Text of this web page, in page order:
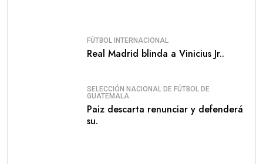
FÚTBOL INTERNACIONAL
Real Madrid blinda a Vinicius Jr..
SELECCIÓN NACIONAL DE FÚTBOL DE
GUATEMALA
Paiz descarta renunciar y defenderá
su.